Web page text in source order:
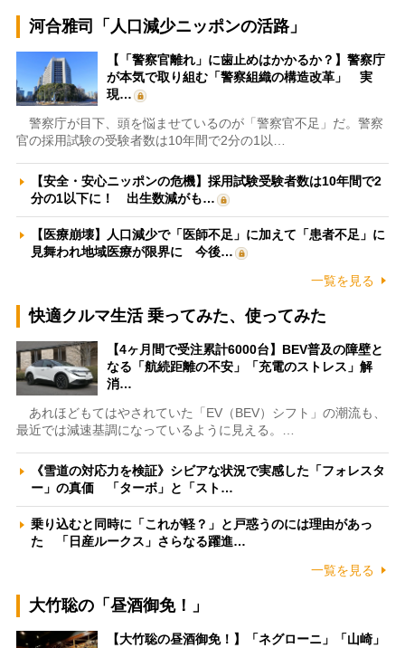
河合雅司「人口減少ニッポンの活路」
【「警察官離れ」に歯止めはかかるか？】警察庁
が本気で取り組む「警察組織の構造改革」 実
現…
警察庁が目下、頭を悩ませているのが「警察官不足」だ。警察
官の採用試験の受験者数は10年間で2分の1以…
【安全・安心ニッポンの危機】採用試験受験者数は10年間で2
分の1以下に！ 出生数減がも…
【医療崩壊】人口減少で「医師不足」に加えて「患者不足」に
見舞われ地域医療が限界に 今後…
一覧を見る
快適クルマ生活 乗ってみた、使ってみた
【4ヶ月間で受注累計6000台】BEV普及の障壁と
なる「航続距離の不安」「充電のストレス」解
消…
あれほどもてはやされていた「EV（BEV）シフト」の潮流も、
最近では減速基調になっているように見える。…
《雪道の対応力を検証》シビアな状況で実感した「フォレスタ
ー」の真価 「ターボ」と「スト…
乗り込むと同時に「これが軽？」と戸惑うのには理由があっ
た 「日産ルークス」さらなる躍進…
一覧を見る
大竹聡の「昼酒御免！」
【大竹聡の昼酒御免！】「ネグローニ」「山崎」